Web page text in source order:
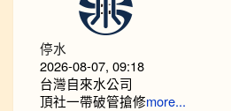
停水
2026-08-07, 09:18
台灣自來水公司
頂社一帶破管搶修more...